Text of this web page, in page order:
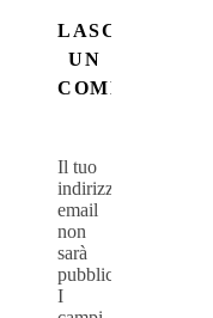
LASCIA
UN
COMMENTO
Il tuo
indirizzo
email
non
sarà
pubblicato.
I